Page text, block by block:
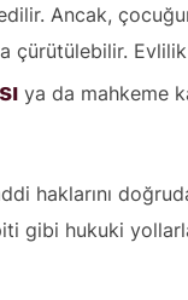
Ancak,
ya da mahkeme
haklarını
gibi hukuki